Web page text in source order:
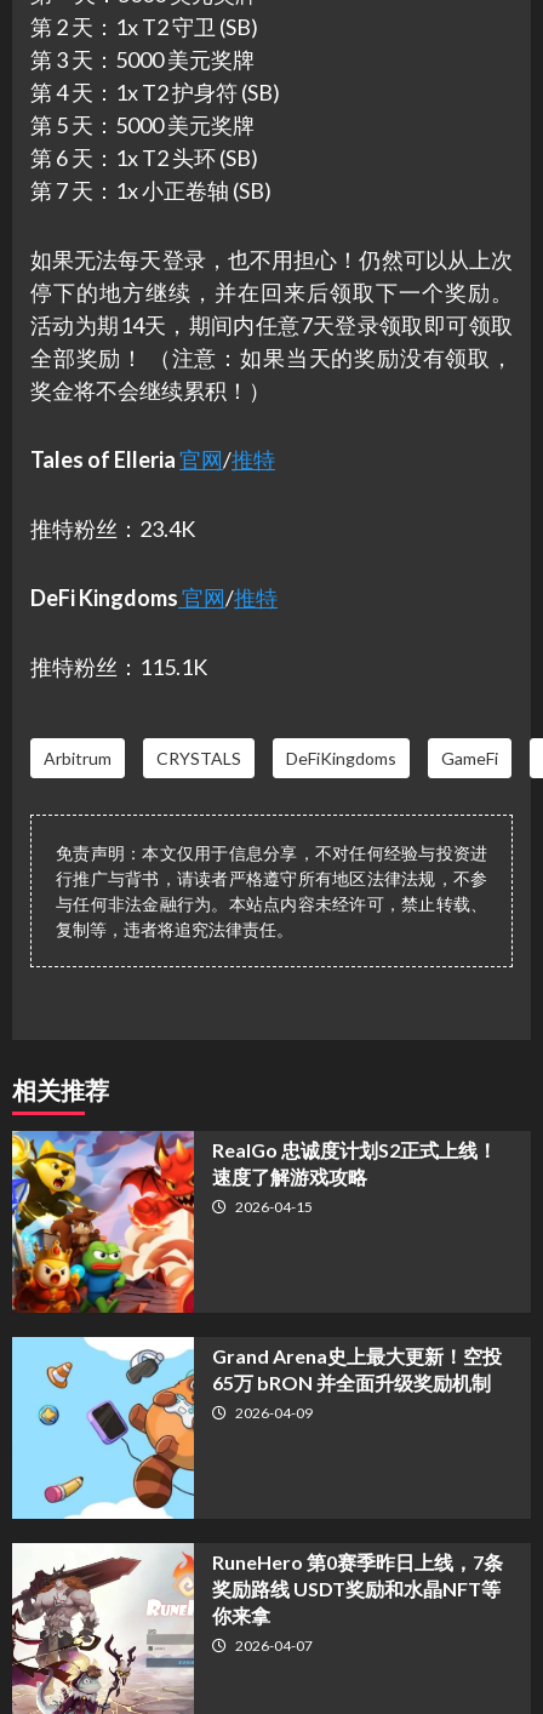
第 2 天：1x T2 守卫 (SB)
第 3 天：5000 美元奖牌
第 4 天：1x T2 护身符 (SB)
第 5 天：5000 美元奖牌
第 6 天：1x T2 头环 (SB)
第 7 天：1x 小正卷轴 (SB)
如果无法每天登录，也不用担心！仍然可以从上次
停下的地方继续，并在回来后领取下一个奖励。
活动为期14天，期间内任意7天登录领取即可领取
全部奖励！ （注意：如果当天的奖励没有领取，
奖金将不会继续累积！）
Tales of Elleria官网/推特
推特粉丝：23.4K
DeFi Kingdoms官网/推特
推特粉丝：115.1K
Arbitrum CRYSTALS DeFiKingdoms GameFi
免责声明：本文仅用于信息分享，不对任何经验与投资进
行推广与背书，请读者严格遵守所有地区法律法规，不参
与任何非法金融行为。本站点内容未经许可，禁止转载、
复制等，违者将追究法律责任。
相关推荐
​RealGo 忠诚度计划S2正式上线！
速度了解游戏攻略
2026-04-15
Grand Arena史上最大更新！空投
65万 bRON 并全面升级奖励机制
2026-04-09
RuneHero 第0赛季昨日上线，7条
奖励路线 USDT奖励和水晶NFT等
你来拿
2026-04-07